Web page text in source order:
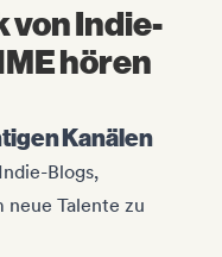
von Indie-
hören
Kanälen
Blogs,
neue Talente zu